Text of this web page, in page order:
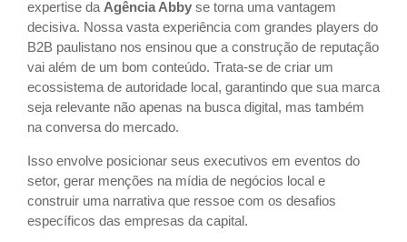
expertise da Agência Abby se torna uma vantagem
decisiva. Nossa vasta experiência com grandes players do
B2B paulistano nos ensinou que a construção de reputação
vai além de um bom conteúdo. Trata-se de criar um
ecossistema de autoridade local, garantindo que sua marca
seja relevante não apenas na busca digital, mas também
na conversa do mercado.
Isso envolve posicionar seus executivos em eventos do
setor, gerar menções na mídia de negócios local e
construir uma narrativa que ressoe com os desafios
específicos das empresas da capital.